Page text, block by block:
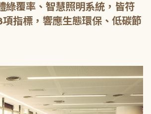
綠覆率、智慧照明系統，皆符
指標，響應生態環保、低碳節